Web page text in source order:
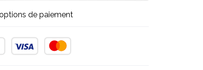
de paiement